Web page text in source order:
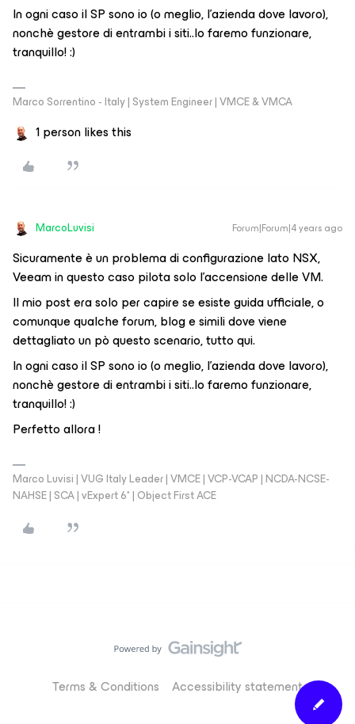
In ogni caso il SP sono io (o meglio, l’azienda dove lavoro),
nonchè gestore di entrambi i siti..lo faremo funzionare,
tranquillo! :)
Marco Sorrentino - Italy | System Engineer | VMCE & VMCA
1 person likes this
MarcoLuvisi Forum|Forum|4 years ago
Sicuramente è un problema di configurazione lato NSX,
Veeam in questo caso pilota solo l’accensione delle VM.
Il mio post era solo per capire se esiste guida ufficiale, o
comunque qualche forum, blog e simili dove viene
dettagliato un pò questo scenario, tutto qui.
In ogni caso il SP sono io (o meglio, l’azienda dove lavoro),
nonchè gestore di entrambi i siti..lo faremo funzionare,
tranquillo! :)
Perfetto allora !
Marco Luvisi | VUG Italy Leader | VMCE | VCP-VCAP | NCDA-NCSE-
NAHSE | SCA | vExpert 6* | Object First ACE
Terms & Conditions Accessibility statement